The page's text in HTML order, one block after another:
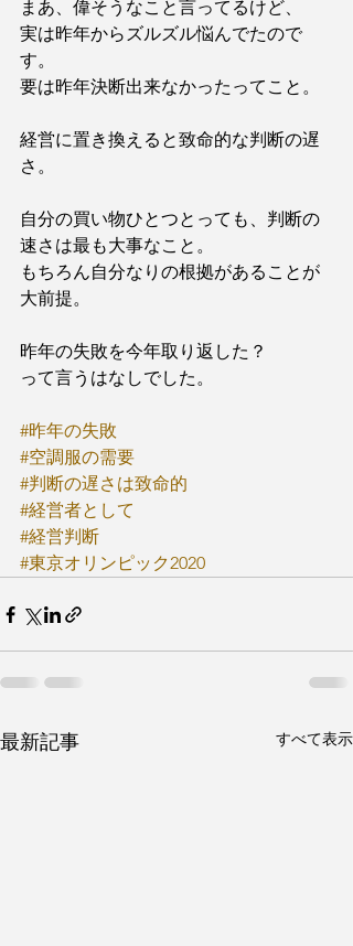
まあ、偉そうなこと言ってるけど、
実は昨年からズルズル悩んでたので
す。
要は昨年決断出来なかったってこと。
経営に置き換えると致命的な判断の遅
さ。
自分の買い物ひとつとっても、判断の
速さは最も大事なこと。
もちろん自分なりの根拠があることが
大前提。
昨年の失敗を今年取り返した？
って言うはなしでした。
#昨年の失敗
#空調服の需要
#判断の遅さは致命的
#経営者として
#経営判断
#東京オリンピック2020
最新記事 すべて表示